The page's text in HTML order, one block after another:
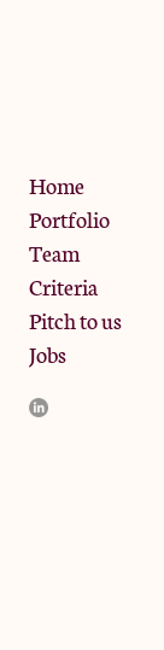
Home
Portfolio
Team
Criteria
Pitch to us
Jobs